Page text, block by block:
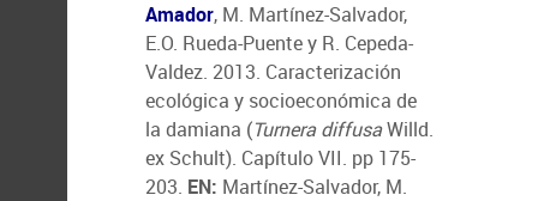
Amador, M. Martínez-Salvador,
E.O. Rueda-Puente y R. Cepeda-
Valdez. 2013. Caracterización
ecológica y socioeconómica de
la damiana (Turnera diffusaWilld.
ex Schult). Capítulo VII. pp 175-
203. EN: Martínez-Salvador, M.